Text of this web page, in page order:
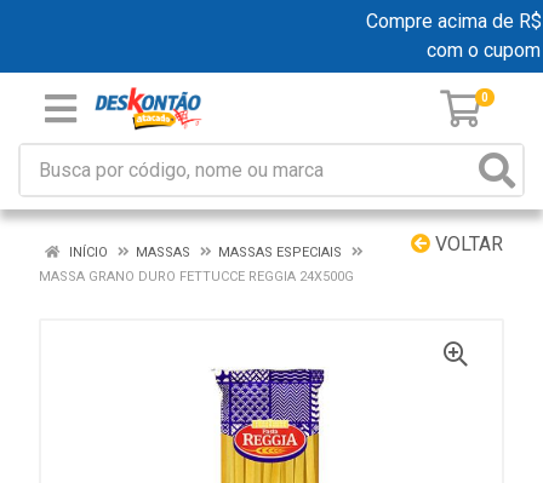
Compre acima de
com o cupom
0
VOLTAR
INÍCIO MASSAS
MASSAS ESPECIAIS
MASSA GRANO DURO FETTUCCE REGGIA 24X500G